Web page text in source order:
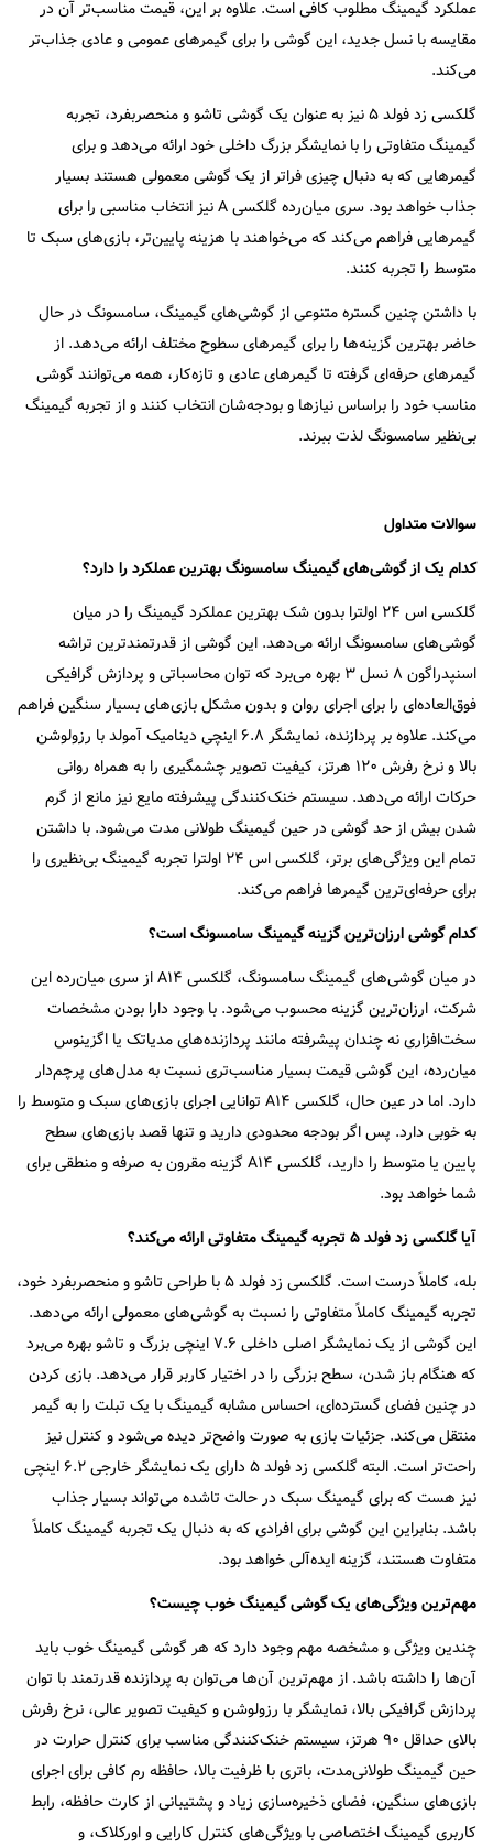
عملکرد گیمینگ مطلوب کافی است. علاوه بر این، قیمت مناسب‌تر آن در
مقایسه با نسل جدید، این گوشی را برای گیمرهای عمومی و عادی جذاب‌تر
می‌کند.
گلکسی زد فولد ۵ نیز به عنوان یک گوشی تاشو و منحصربفرد، تجربه
گیمینگ متفاوتی را با نمایشگر بزرگ داخلی خود ارائه می‌دهد و برای
گیمرهایی که به دنبال چیزی فراتر از یک گوشی معمولی هستند بسیار
جذاب خواهد بود. سری میان‌رده گلکسی A نیز انتخاب مناسبی را برای
گیمرهایی فراهم می‌کند که می‌خواهند با هزینه پایین‌تر، بازی‌های سبک تا
متوسط را تجربه کنند.
با داشتن چنین گستره متنوعی از گوشی‌های گیمینگ، سامسونگ در حال
حاضر بهترین گزینه‌ها را برای گیمرهای سطوح مختلف ارائه می‌دهد. از
گیمرهای حرفه‌ای گرفته تا گیمرهای عادی و تازه‌کار، همه می‌توانند گوشی
مناسب خود را براساس نیازها و بودجه‌شان انتخاب کنند و از تجربه گیمینگ
بی‌نظیر سامسونگ لذت ببرند.
سوالات متداول
کدام یک از گوشی‌های گیمینگ سامسونگ بهترین عملکرد را دارد؟
گلکسی اس ۲۴ اولترا بدون شک بهترین عملکرد گیمینگ را در میان
گوشی‌های سامسونگ ارائه می‌دهد. این گوشی از قدرتمندترین تراشه
اسنپدراگون ۸ نسل ۳ بهره می‌برد که توان محاسباتی و پردازش گرافیکی
فوق‌العاده‌ای را برای اجرای روان و بدون مشکل بازی‌های بسیار سنگین فراهم
می‌کند. علاوه بر پردازنده، نمایشگر ۶.۸ اینچی دینامیک آمولد با رزولوشن
بالا و نرخ رفرش ۱۲۰ هرتز، کیفیت تصویر چشمگیری را به همراه روانی
حرکات ارائه می‌دهد. سیستم خنک‌کنندگی پیشرفته مایع نیز مانع از گرم
شدن بیش از حد گوشی در حین گیمینگ طولانی مدت می‌شود. با داشتن
تمام این ویژگی‌های برتر، گلکسی اس ۲۴ اولترا تجربه گیمینگ بی‌نظیری را
برای حرفه‌ای‌ترین گیمرها فراهم می‌کند.
کدام گوشی ارزان‌ترین گزینه گیمینگ سامسونگ است؟
در میان گوشی‌های گیمینگ سامسونگ، گلکسی A۱۴ از سری میان‌رده این
شرکت، ارزان‌ترین گزینه محسوب می‌شود. با وجود دارا بودن مشخصات
سخت‌افزاری نه چندان پیشرفته مانند پردازنده‌های مدیاتک یا اگزینوس
میان‌رده، این گوشی قیمت بسیار مناسب‌تری نسبت به مدل‌های پرچم‌دار
دارد. اما در عین حال، گلکسی A۱۴ توانایی اجرای بازی‌های سبک و متوسط را
به خوبی دارد. پس اگر بودجه محدودی دارید و تنها قصد بازی‌های سطح
پایین یا متوسط را دارید، گلکسی A۱۴ گزینه مقرون به صرفه و منطقی برای
شما خواهد بود.
آیا گلکسی زد فولد ۵ تجربه گیمینگ متفاوتی ارائه می‌کند؟
بله، کاملاً درست است. گلکسی زد فولد ۵ با طراحی تاشو و منحصربفرد خود،
تجربه گیمینگ کاملاً متفاوتی را نسبت به گوشی‌های معمولی ارائه می‌دهد.
این گوشی از یک نمایشگر اصلی داخلی ۷.۶ اینچی بزرگ و تاشو بهره می‌برد
که هنگام باز شدن، سطح بزرگی را در اختیار کاربر قرار می‌دهد. بازی کردن
در چنین فضای گسترده‌ای، احساس مشابه گیمینگ با یک تبلت را به گیمر
منتقل می‌کند. جزئیات بازی به صورت واضح‌تر دیده می‌شود و کنترل نیز
راحت‌تر است. البته گلکسی زد فولد ۵ دارای یک نمایشگر خارجی ۶.۲ اینچی
نیز هست که برای گیمینگ سبک در حالت تاشده می‌تواند بسیار جذاب
باشد. بنابراین این گوشی برای افرادی که به دنبال یک تجربه گیمینگ کاملاً
متفاوت هستند، گزینه ایده‌آلی خواهد بود.
مهم‌ترین ویژگی‌های یک گوشی گیمینگ خوب چیست؟
چندین ویژگی و مشخصه مهم وجود دارد که هر گوشی گیمینگ خوب باید
آن‌ها را داشته باشد. از مهم‌ترین آن‌ها می‌توان به پردازنده قدرتمند با توان
پردازش گرافیکی بالا، نمایشگر با رزولوشن و کیفیت تصویر عالی، نرخ رفرش
بالای حداقل ۹۰ هرتز، سیستم خنک‌کنندگی مناسب برای کنترل حرارت در
حین گیمینگ طولانی‌مدت، باتری با ظرفیت بالا، حافظه رم کافی برای اجرای
بازی‌های سنگین، فضای ذخیره‌سازی زیاد و پشتیبانی از کارت حافظه، رابط
کاربری گیمینگ اختصاصی با ویژگی‌های کنترل کارایی و اورکلاک، و